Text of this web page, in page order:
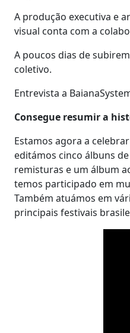
A produção executiva e
visual conta com a
A poucos dias de
coletivo.
Entrevista a
Consegue resumir a
Estamos agora a
editámos cinco álbuns
remisturas e um álbum
temos participado em
Também atuámos em
principais festivais